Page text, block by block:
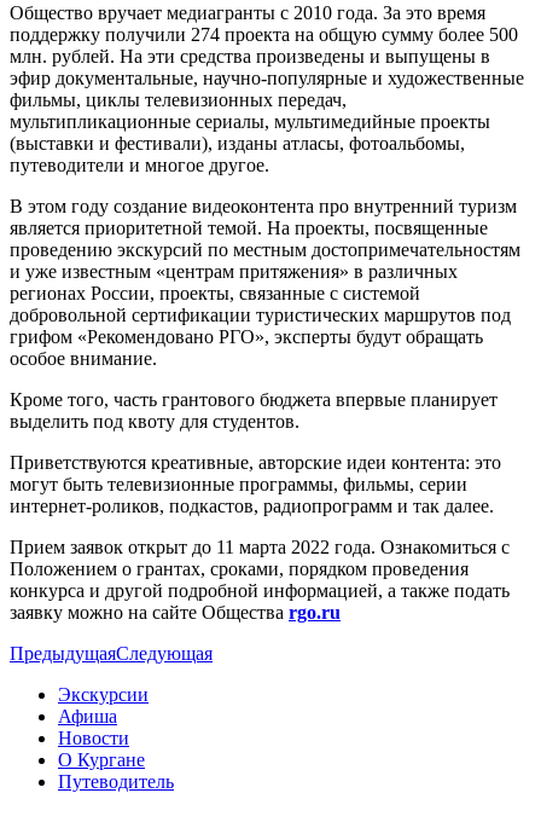
Общество вручает медиагранты с 2010 года. За это время
поддержку получили 274 проекта на общую сумму более 500
млн. рублей. На эти средства произведены и выпущены в
эфир документальные, научно-популярные и художественные
фильмы, циклы телевизионных передач,
мультипликационные сериалы, мультимедийные проекты
(выставки и фестивали), изданы атласы, фотоальбомы,
путеводители и многое другое.
В этом году создание видеоконтента про внутренний туризм
является приоритетной темой. На проекты, посвященные
проведению экскурсий по местным достопримечательностям
и уже известным «центрам притяжения» в различных
регионах России, проекты, связанные с системой
добровольной сертификации туристических маршрутов под
грифом «Рекомендовано РГО», эксперты будут обращать
особое внимание.
Кроме того, часть грантового бюджета впервые планирует
выделить под квоту для студентов.
Приветствуются креативные, авторские идеи контента: это
могут быть телевизионные программы, фильмы, серии
интернет-роликов, подкастов, радиопрограмм и так далее.
Прием заявок открыт до 11 марта 2022 года. Ознакомиться с
Положением о грантах, сроками, порядком проведения
конкурса и другой подробной информацией, а также подать
заявку можно на сайте Общества rgo.ru
ПредыдущаяСледующая
Экскурсии
Афиша
Новости
О Кургане
Путеводитель